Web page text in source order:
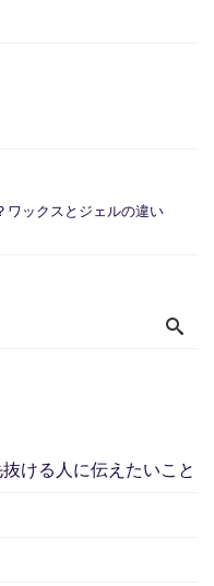
ワックスとジェルの違い
ける人に伝えたいこと